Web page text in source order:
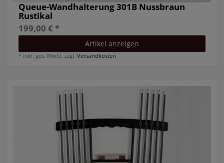
Queue-Wandhalterung 301B Nussbraun
Rustikal
199,00 € *
Artikel anzeigen
* inkl. ges. MwSt. zzgl.Versandkosten